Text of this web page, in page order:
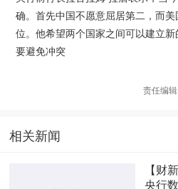
确。首先中国不愿意屈居第二，而
位。他希望两个国家之间可以建立
要避免冲突
责任编
相关新闻
【财
央行